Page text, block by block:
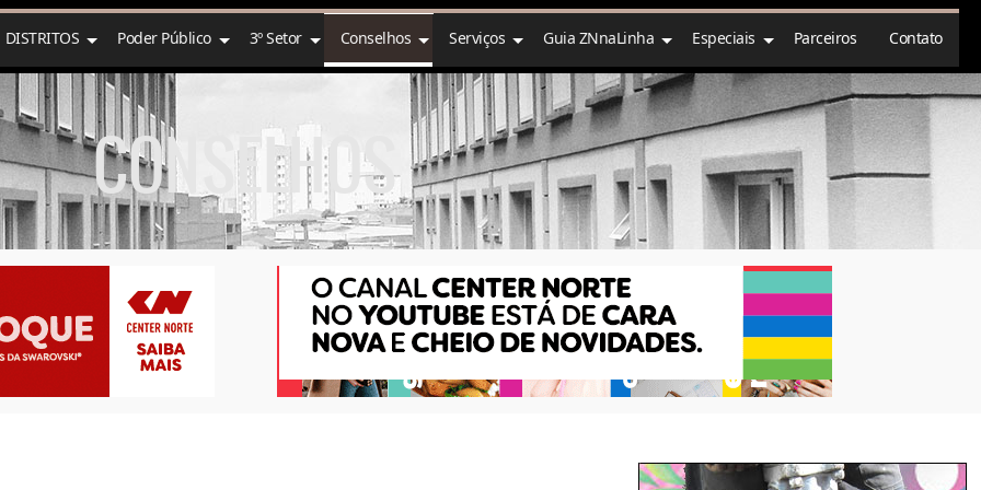
DISTRITOS Poder Público 3º Setor Conselhos Serviços Guia ZNnaLinha Especiais Parceiros Contato
CONSELHOS